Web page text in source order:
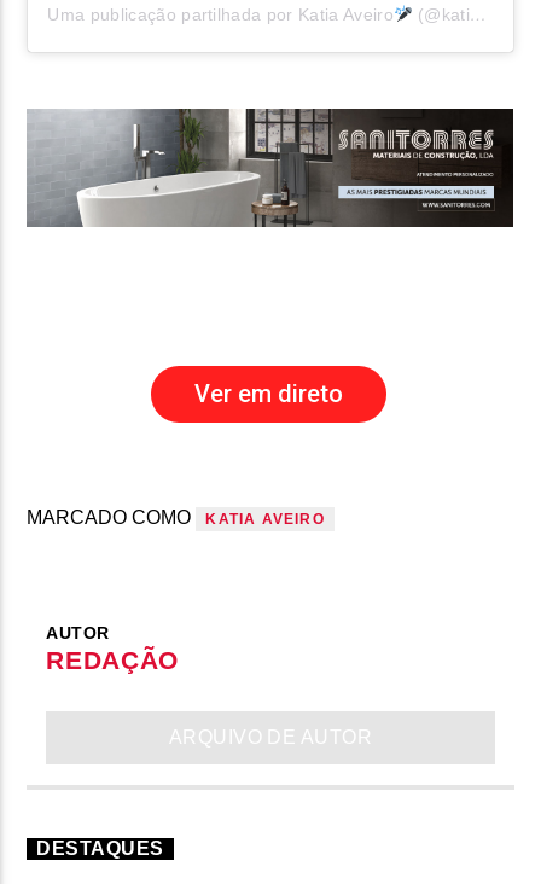
Uma publicação partilhada por Katia Aveiro (@katiaaveirooficial)
Ver em direto
MARCADO COMO KATIA AVEIRO
AUTOR
REDAÇÃO
ARQUIVO DE AUTOR
DESTAQUES